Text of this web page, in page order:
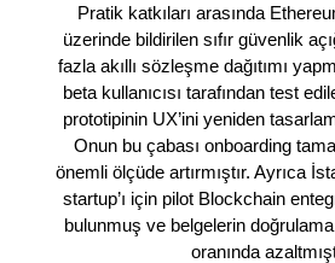
Pratik katkıları arasında
üzerinde bildirilen sıfır güvenlik
fazla akıllı sözleşme dağıtımı
beta kullanıcısı tarafından test
prototipinin UX’ini yeniden
Onun bu çabası onboarding
önemli ölçüde artırmıştır. Ayrıca
startup’ı için pilot Blockchain
bulunmuş ve belgelerin
oranında